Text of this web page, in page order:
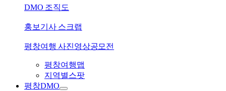
DMO 조직도
홍보기사 스크랩
평창여행 사진영상공모전
평창여행맵
지역별스팟
평창DMO